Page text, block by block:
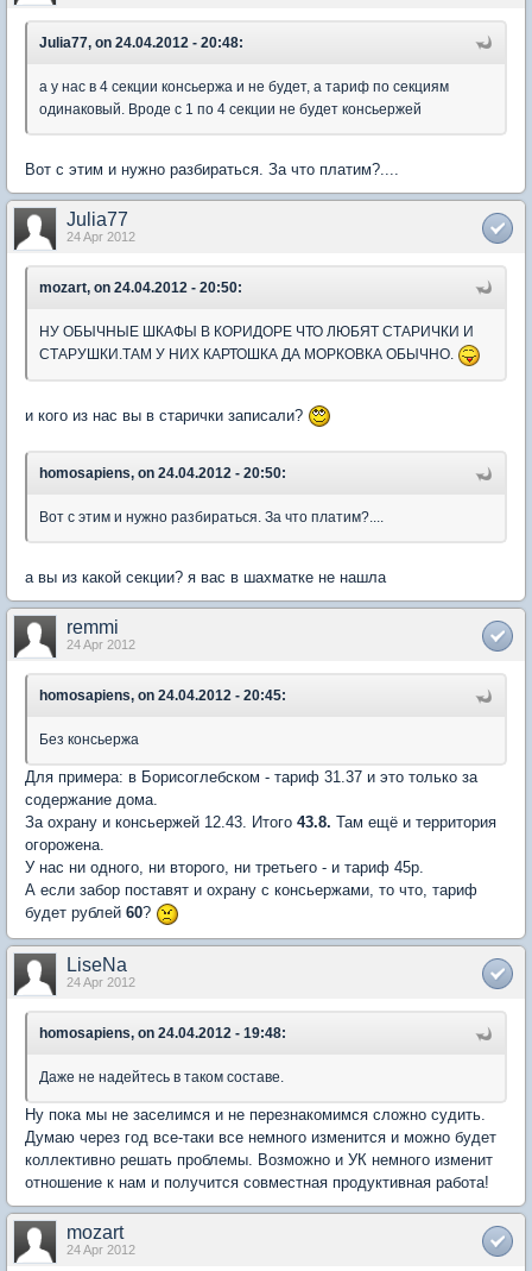
Julia77, on 24.04.2012 - 20:48:
а у нас в 4 секции консьержа и не будет, а тариф по секциям
одинаковый. Вроде с 1 по 4 секции не будет консьержей
Вот с этим и нужно разбираться. За что платим?....
Julia77
24 Apr 2012
mozart, on 24.04.2012 - 20:50:
НУ ОБЫЧНЫЕ ШКАФЫ В КОРИДОРЕ ЧТО ЛЮБЯТ СТАРИЧКИ И
СТАРУШКИ.ТАМ У НИХ КАРТОШКА ДА МОРКОВКА ОБЫЧНО.
и кого из нас вы в старички записали?
homosapiens, on 24.04.2012 - 20:50:
Вот с этим и нужно разбираться. За что платим?....
а вы из какой секции? я вас в шахматке не нашла
remmi
24 Apr 2012
homosapiens, on 24.04.2012 - 20:45:
Без консьержа
Для примера: в Борисоглебском - тариф 31.37 и это только за
содержание дома.
За охрану и консьержей 12.43. Итого 43.8. Там ещё и территория
огорожена.
У нас ни одного, ни второго, ни третьего - и тариф 45р.
А если забор поставят и охрану с консьержами, то что, тариф
будет рублей 60?
LiseNa
24 Apr 2012
homosapiens, on 24.04.2012 - 19:48:
Даже не надейтесь в таком составе.
Ну пока мы не заселимся и не перезнакомимся сложно судить.
Думаю через год все-таки все немного изменится и можно будет
коллективно решать проблемы. Возможно и УК немного изменит
отношение к нам и получится совместная продуктивная работа!
mozart
24 Apr 2012